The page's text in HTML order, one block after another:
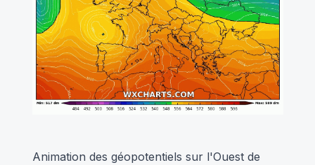
Animation des géopotentiels sur l'Ouest de